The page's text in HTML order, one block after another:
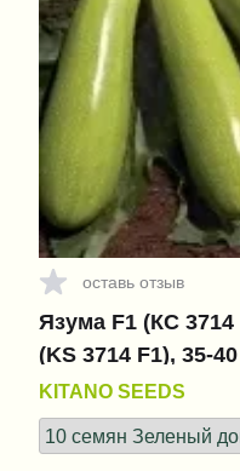
оставь отзыв
Язума F1 (КС 3714
(KS 3714 F1), 35-
KITANO SEEDS